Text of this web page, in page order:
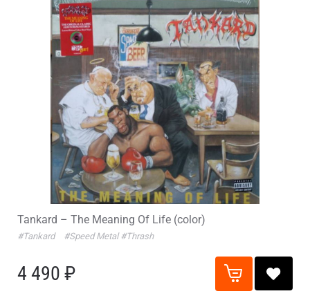
Tankard – The Meaning Of Life (color)
#Tankard #Speed Metal #Thrash
4 490 ₽